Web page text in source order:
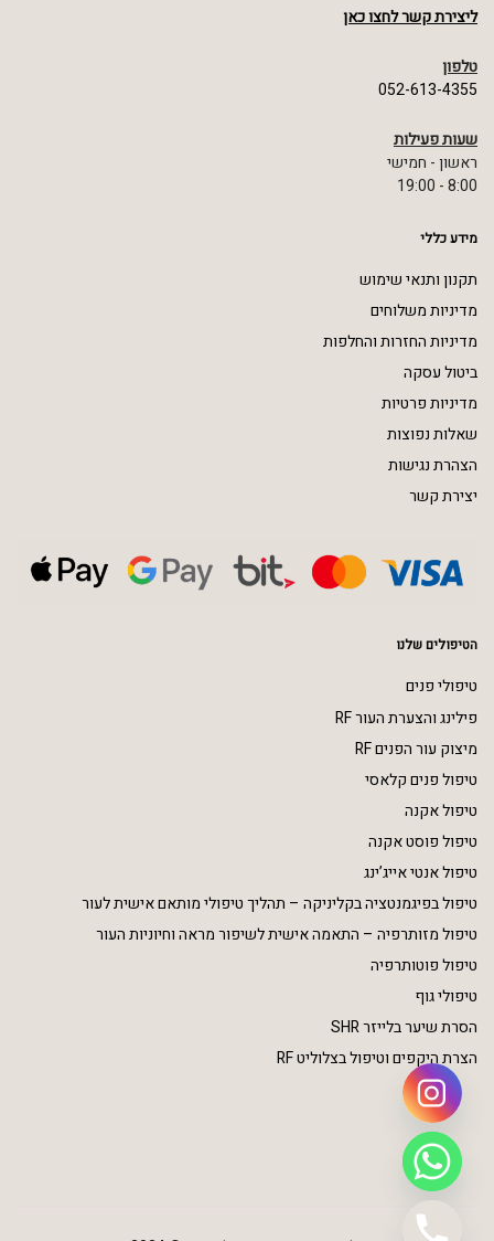
ליצירת קשר לחצו כאן
טלפון
052-613-4355
שעות פעילות
ראשון - חמישי
8:00 - 19:00
מידע כללי
תקנון ותנאי שימוש
מדיניות משלוחים
מדיניות החזרות והחלפות
ביטול עסקה
מדיניות פרטיות
שאלות נפוצות
הצהרת נגישות
יצירת קשר
הטיפולים שלנו
טיפולי פנים
פילינג והצערת העור RF
מיצוק עור הפנים RF
טיפול פנים קלאסי
טיפול אקנה
טיפול פוסט אקנה
טיפול אנטי אייג’ינג
טיפול בפיגמנטציה בקליניקה – תהליך טיפולי מותאם אישית לעור
טיפול מזותרפיה – התאמה אישית לשיפור מראה וחיוניות העור
טיפול פוטותרפיה
טיפולי גוף
הסרת שיער בלייזר SHR
הצרת היקפים וטיפול בצלוליט RF